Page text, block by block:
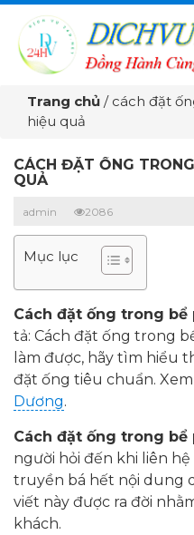
Trang chủ / cách đặt
hiệu quả
CÁCH ĐẶT ỐNG
QUẢ
admin 2086
Mục lục
Cách đặt ống trong bể
tả: Cách đặt ống trong
làm được, hãy tìm hiểu
đặt ống tiêu chuẩn.
Dương.
Cách đặt ống trong bể
người hỏi đến khi liên
truyền bá hết nội dung
viết này được ra đời
khách.